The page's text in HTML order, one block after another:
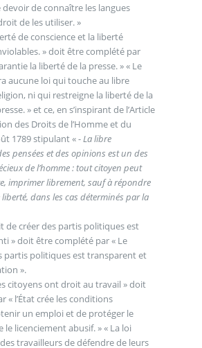
de connaître les langues
de les utiliser. »
de conscience et la liberté
» doit être complété par
la liberté de la presse. » « Le
aucune loi qui touche au libre
ni qui restreigne la liberté de la
» et ce, en s’inspirant de l’Article
des Droits de l’Homme et du
1789 stipulant « -La libre
pensées et des opinions est un des
de l’homme : tout citoyen peut
imprimer librement, sauf à répondre
liberté, dans les cas déterminés par la
de créer des partis politiques est
» doit être complété par « Le
partis politiques est transparent et
».
citoyens ont droit au travail » doit
« l’État crée les conditions
un emploi et de protéger le
licenciement abusif. » « La loi
travailleurs de défendre de leurs